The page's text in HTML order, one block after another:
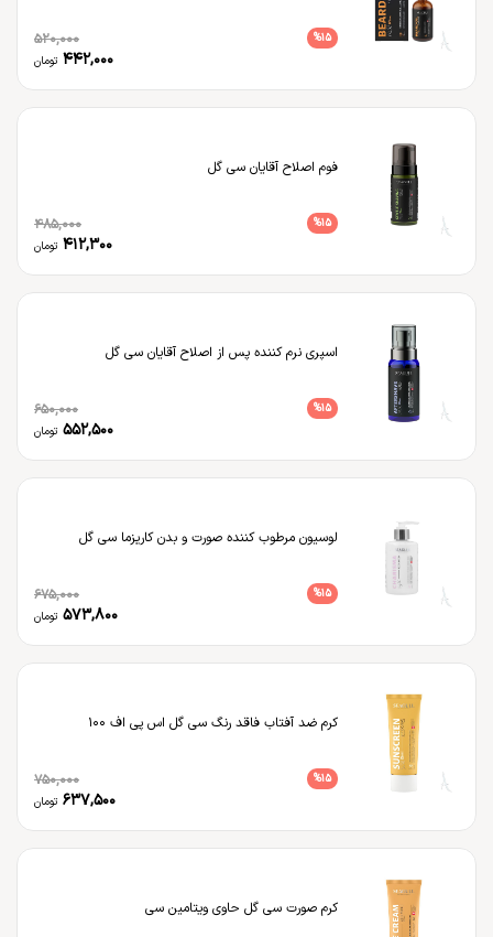
520,000 %15
442,000 تومان
فوم اصلاح آقایان سی گل
485,000 %15
412,300 تومان
اسپری نرم کننده پس از اصلاح آقایان سی گل
650,000 %15
552,500 تومان
لوسیون مرطوب کننده صورت و بدن کاریزما سی گل
675,000 %15
573,800 تومان
کرم ضد آفتاب فاقد رنگ سی گل اس پی اف 100
750,000 %15
637,500 تومان
کرم صورت سی گل حاوی ویتامین سی